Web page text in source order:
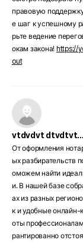
правовую
е шаг к успешному
рьте ведение
окам закона! https://
out
vtdvdvt dtvdtvt…
작성일
От оформления
ых разбирательств
оможем найти
и. В нашей базе
ах из разных
к и удобные онлайн-
оты
рантированно